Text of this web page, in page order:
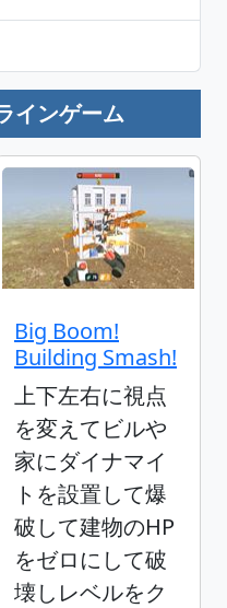
インゲーム
Big Boom!
Building Smash!
上下左右に視点
を変えてビルや
家にダイナマイ
トを設置して爆
破して建物のHP
をゼロにして破
壊しレベルをク